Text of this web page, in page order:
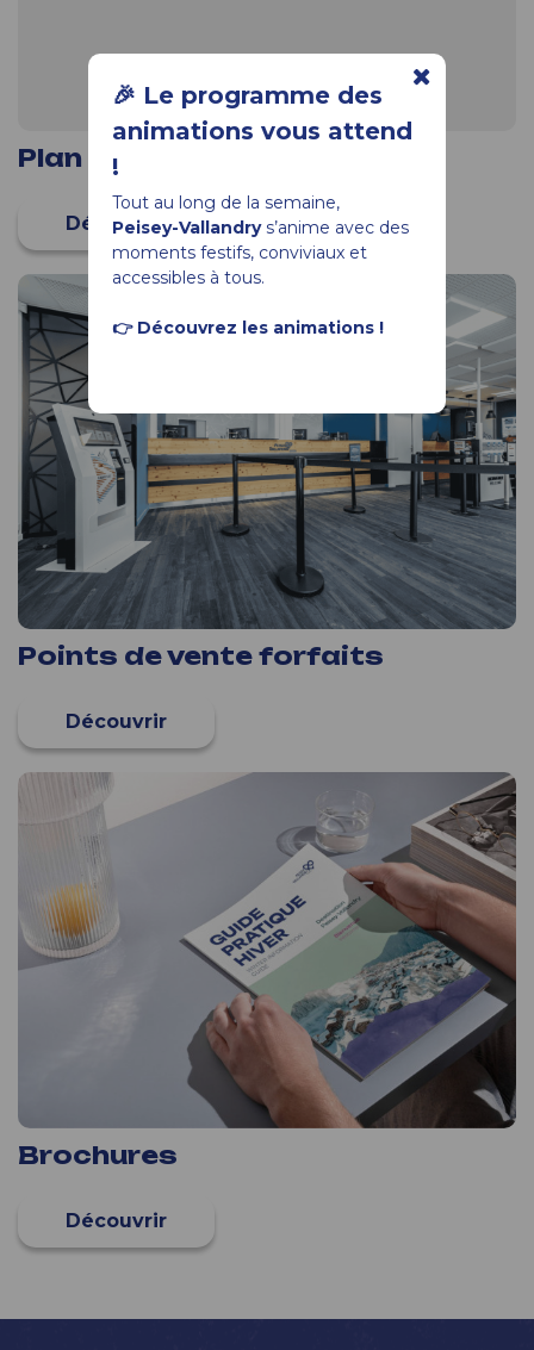
🎉 Le programme des
animations vous attend
!
Tout au long de la semaine,
Peisey-Vallandrys’anime avec des
moments festifs, conviviaux et
accessibles à tous.
👉 Découvrez les animations !
Plan des pistes
Points de vente forfaits
Brochures